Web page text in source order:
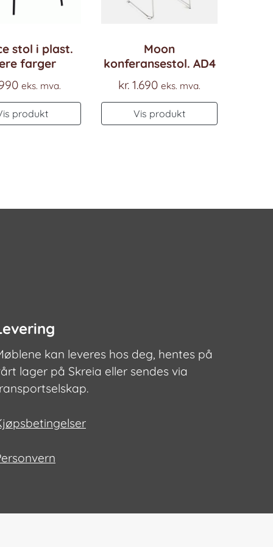
stol i plast.
farger
eks. mva.
produkt
Moon
konferansestol. AD4
kr. 1.690 eks. mva.
Vis produkt
kan leveres hos deg, hentes på
lager på Skreia eller sendes via